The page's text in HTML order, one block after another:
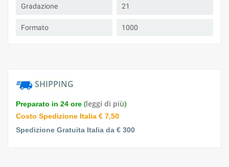
Gradazione 21
Formato 1000
SHIPPING
Preparato in 24 ore (leggi di più)
Costo Spedizione Italia € 7,50
Spedizione Gratuita Italia da € 300